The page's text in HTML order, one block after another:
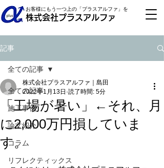
お客様にもう一つ上の「プラスアルファ」を
株式会社プラスアルファ
記事
全ての記事
施工事例
論文紹介
コラム
リフレクティックス
全ての記事
「工場が暑い」←それ、月
に2,000万円損していま
す。
株式会社プラスアルファ｜島田
2022年1月13日 読了時間: 5分